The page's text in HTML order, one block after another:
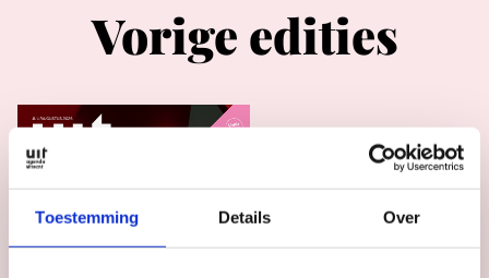
Toestemming Details Over
Vorige edities
UITagenda
Utrecht jul/aug